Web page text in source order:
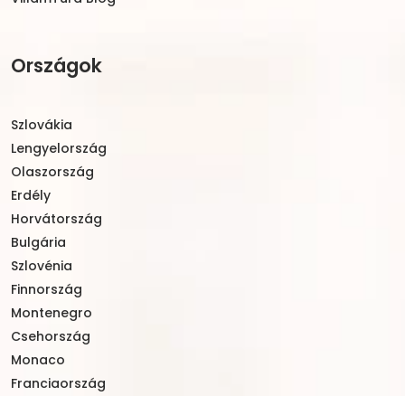
Országok
Szlovákia
Lengyelország
Olaszország
Erdély
Horvátország
Bulgária
Szlovénia
Finnország
Montenegro
Csehország
Monaco
Franciaország